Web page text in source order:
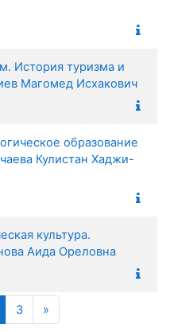
История туризма и
Магомед Исхакович
образование
Кулистан Хаджи-
культура.
Аида Ореловна
(текущая)
3 »